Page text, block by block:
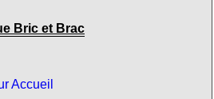
Bric et Brac
Accueil